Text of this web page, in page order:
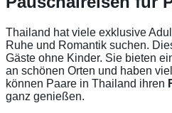
Thailand hat viele exklusive
Ruhe und Romantik suchen.
Gäste ohne Kinder. Sie bieten
an schönen Orten und haben
können Paare in Thailand ihren
ganz genießen.